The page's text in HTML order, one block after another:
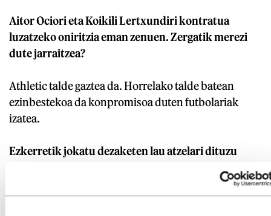
Aitor Ociori eta Koikili Lertxundiri kontratua
luzatzeko oniritzia eman zenuen. Zergatik merezi
dute jarraitzea?
Athletic talde gaztea da. Horrelako talde batean
ezinbestekoa da konpromisoa duten futbolariak
izatea.
Ezkerretik jokatu dezaketen lau atzelari dituzu